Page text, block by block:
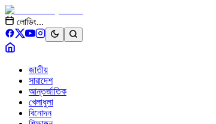
লোডিং...
জাতীয়
সারাদেশ
আন্তর্জাতিক
খেলাধুলা
বিনোদন